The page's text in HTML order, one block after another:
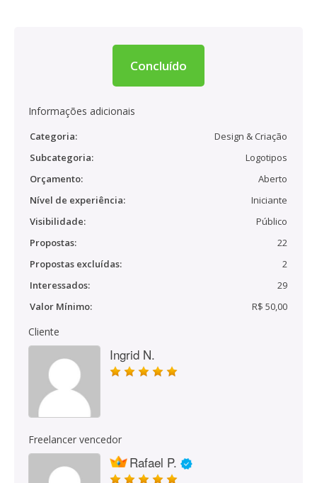
Concluído
Informações adicionais
Categoria:
Design & Criação
Subcategoria:
Logotipos
Orçamento:
Aberto
Nível de experiência:
Iniciante
Visibilidade:
Público
Propostas:
22
Propostas excluídas:
2
Interessados:
29
Valor Mínimo:
R$ 50,00
Cliente
Ingrid N.
Freelancer vencedor
Rafael P.